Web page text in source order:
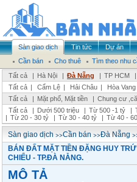
Sàn giao dịch Tin tức Dự án
Cần bán
Cho thuê
Tìm theo nhu
Tất cả
| Hà Nội | Đà Nẵng | TP HCM |
Tất cả | Cẩm Lệ | Hải Châu | Hòa Vang
Tất cả
| Mặt phố, Mặt tiền | Chung cư
Tất cả
| Dưới 500 triệu | Từ 500 -1 tỷ |
| Từ 20 - 30 tỷ | Từ 30 - 40 tỷ | Từ 40 -
Sàn giao dịch >>Cần bán >>Đà Nẵng
BÁN ĐẤT MẶT TIỀN ĐẶNG HUY TRỨ
CHIỂU - TP.ĐÀ NẴNG.
MÔ TẢ